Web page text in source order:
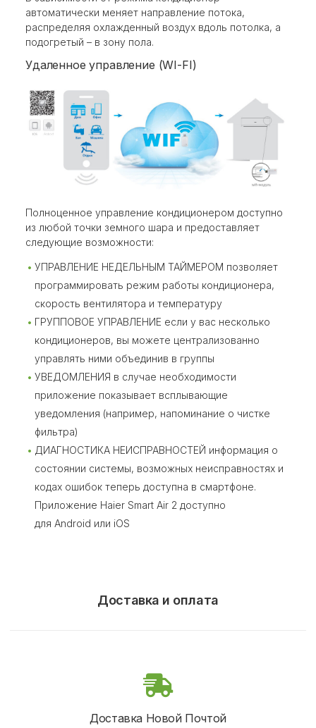
автоматически меняет направление потока,
распределяя охлажденный воздух вдоль потолка, а
подогретый – в зону пола.
Удаленное управление (WI-FI)
Полноценное управление кондиционером доступно
из любой точки земного шара и предоставляет
следующие возможности:
УПРАВЛЕНИЕ НЕДЕЛЬНЫМ ТАЙМЕРОМ позволяет
программировать режим работы кондиционера,
скорость вентилятора и температуру
ГРУППОВОЕ УПРАВЛЕНИЕ если у вас несколько
кондиционеров, вы можете централизованно
управлять ними объединив в группы
УВЕДОМЛЕНИЯ в случае необходимости
приложение показывает всплывающие
уведомления (например, напоминание о чистке
фильтра)
ДИАГНОСТИКА НЕИСПРАВНОСТЕЙ информация о
состоянии системы, возможных неисправностях и
кодах ошибок теперь доступна в смартфоне.
Приложение Haier Smart Air 2 доступно
для Android или iOS
Доставка и оплата
Доставка Новой Почтой